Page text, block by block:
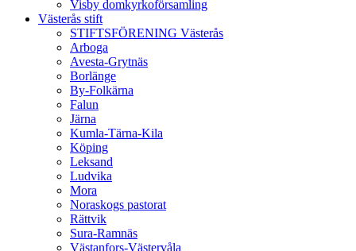
Visby domkyrkoförsamling
Västerås stift
STIFTSFÖRENING Västerås
Arboga
Avesta-Grytnäs
Borlänge
By-Folkärna
Falun
Järna
Kumla-Tärna-Kila
Köping
Leksand
Ludvika
Mora
Noraskogs pastorat
Rättvik
Sura-Ramnäs
Västanfors-Västervåla